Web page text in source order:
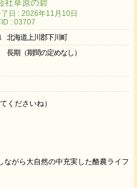
社草原の碧
日 : 2026年11月10日
: 03707
北海道上川郡下川町
長期（期間の定めなし）
くださいね）
がら大自然の中充実した酪農ライフ